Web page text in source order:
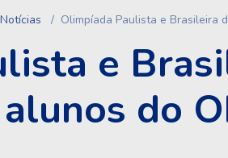
Notícias Olimpíada Paulista e Brasileira
e
alunos do